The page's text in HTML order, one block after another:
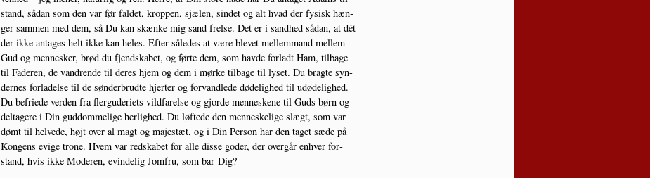
stand, sådan som den var før fal­det, krop­pen, sjæ­len, sin­det og alt hvad der fysisk hæn­
ger sam­men med dem, så Du kan skæn­ke mig sand frel­se. Det er i sand­hed sådan, at dét
der ikke anta­ges helt ikke kan heles. Efter såle­des at være ble­vet mel­lem­mand mel­lem
Gud og men­ne­sker, brød du fjend­ska­bet, og før­te dem, som hav­de for­ladt Ham, til­ba­ge
til Fade­ren, de van­dren­de til deres hjem og dem i mør­ke til­ba­ge til lyset. Du brag­te syn­
der­nes for­la­del­se til de søn­der­brud­te hjer­ter og for­vand­le­de døde­lig­hed til udø­de­lig­hed.
Du befri­e­de ver­den fra fler­g­u­de­ri­ets vild­fa­rel­se og gjor­de men­ne­ske­ne til Guds børn og
del­ta­ge­re i Din gud­dom­me­li­ge her­lig­hed. Du løf­te­de den men­ne­ske­li­ge slægt, som var
dømt til hel­ve­de, højt over al magt og majestæt, og i Din Per­son har den taget sæde på
Kon­gens evi­ge tro­ne. Hvem var red­ska­bet for alle dis­se goder, der over­går enhver for­
stand, hvis ikke Mode­ren, evin­de­lig Jom­fru, som bar Dig?